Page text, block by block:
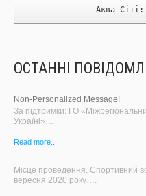
Аква-Сіті:
ОСТАННІ
Non-Personalized Message!
За підтримки: ГО
Україні»…
Read more...
Місце проведення. Спортивний
вересня 2020 року….